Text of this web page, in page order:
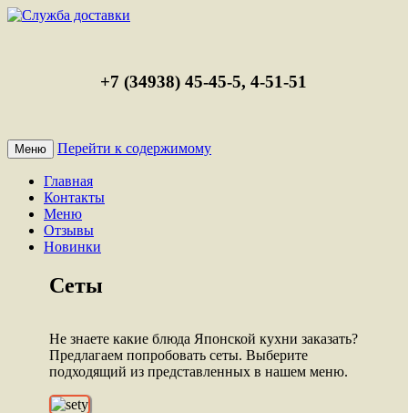
+7 (34938) 45-45-5, 4-51-51
Меню Перейти к содержимому
Главная
Контакты
Меню
Отзывы
Новинки
Сеты
Не знаете какие блюда Японской кухни заказать?
Предлагаем попробовать сеты. Выберите
подходящий из представленных в нашем меню.